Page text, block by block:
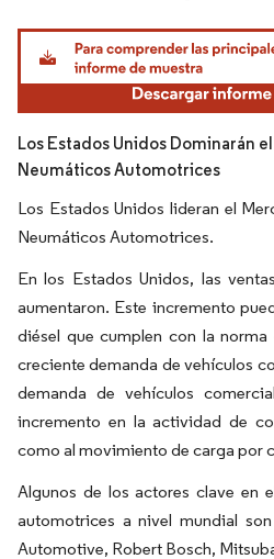
Imagen © Mordor Intelligence. El uso
Los Estados Unidos Dominarán
Neumáticos Automotrices
Los Estados Unidos lideran el
Neumáticos Automotrices.
En los Estados Unidos, las
aumentaron. Este incremento
diésel que cumplen con la
creciente demanda de vehículos
demanda de vehículos
incremento en la actividad de
como al movimiento de carga por
Algunos de los actores clave en
automotrices a nivel mundial
Automotive, Robert Bosch,